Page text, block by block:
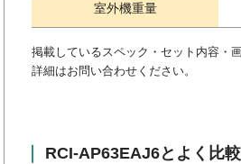
室外機重量
掲載しているスペック・セット内容・
詳細はお問い合わせください。
RCI-AP63EAJ6とよく比